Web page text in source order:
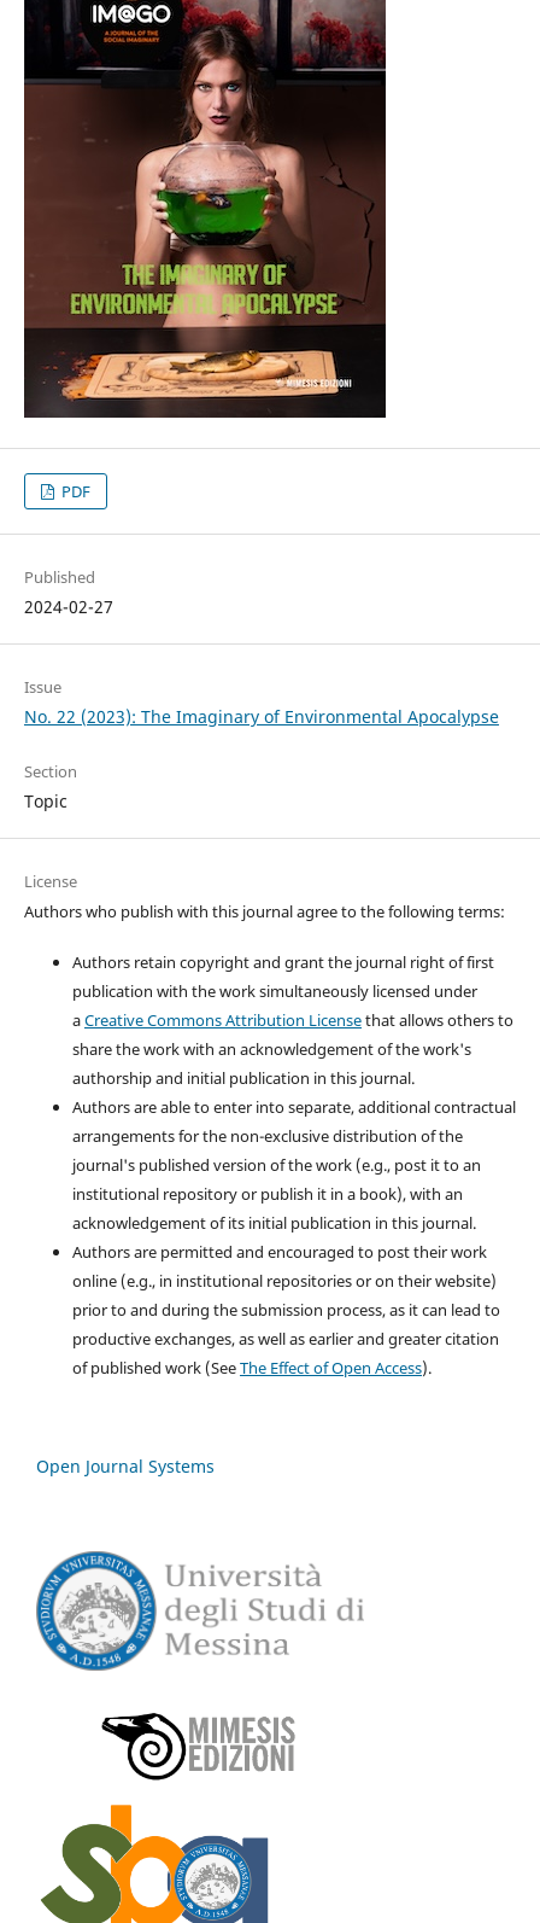
PDF
Published
2024-02-27
Issue
No. 22 (2023): The Imaginary of Environmental Apocalypse
Section
Topic
License
Authors who publish with this journal agree to the following terms:
Authors retain copyright and grant the journal right of first
publication with the work simultaneously licensed under
aCreative Commons Attribution Licensethat allows others to
share the work with an acknowledgement of the work's
authorship and initial publication in this journal.
Authors are able to enter into separate, additional contractual
arrangements for the non-exclusive distribution of the
journal's published version of the work (e.g., post it to an
institutional repository or publish it in a book), with an
acknowledgement of its initial publication in this journal.
Authors are permitted and encouraged to post their work
online (e.g., in institutional repositories or on their website)
prior to and during the submission process, as it can lead to
productive exchanges, as well as earlier and greater citation
of published work (SeeThe Effect of Open Access).
Open Journal Systems